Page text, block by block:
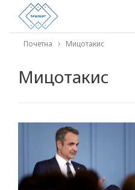
Почетна Мицотакис
Мицотакис